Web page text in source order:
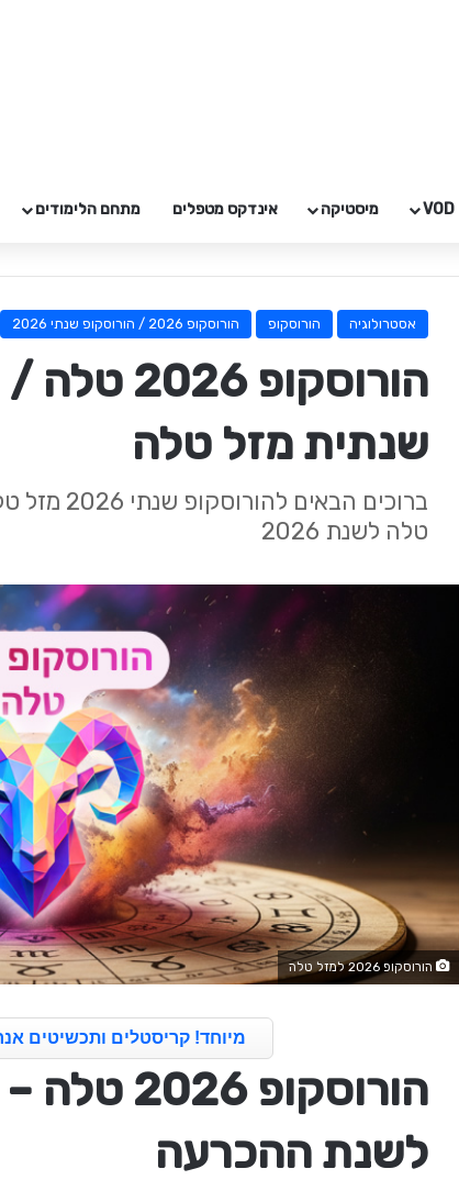
VOD מיסטיקה אינדקס מטפלים מתחם הלימודים
אסטרולוגיה הורוסקופ הורוסקופ 2026 / הורוסקופ שנתי 2026
שנתית מזל טלה
ברוכים
טלה לשנת 2026
הורוסקופ 2026 למזל טלה
מיוחד! קריסטלים ותכשיטים
הורוסקופ
לשנת ההכרעה